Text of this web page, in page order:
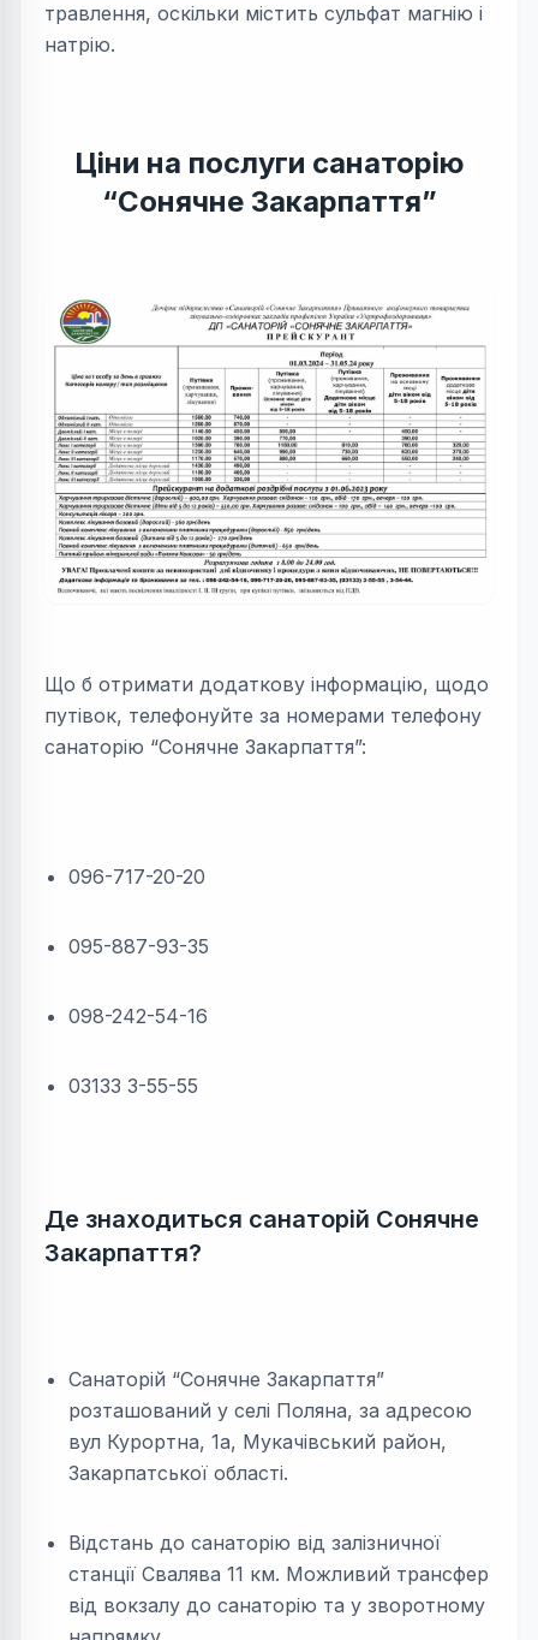
травлення, оскільки містить сульфат магнію і
натрію.
Ціни на послуги санаторію
“Сонячне Закарпаття”
Що б отримати додаткову інформацію, щодо
путівок, телефонуйте за номерами телефону
санаторію “Сонячне Закарпаття”:
096-717-20-20
095-887-93-35
098-242-54-16
03133 3-55-55
Де знаходиться санаторій Сонячне
Закарпаття?
Санаторій “Сонячне Закарпаття”
розташований у селі Поляна, за адресою
вул Курортна, 1а, Мукачівський район,
Закарпатської області.
Вiдстань до санаторiю від залiзничної
станцiї Свалява 11 км. Можливий трансфер
від вокзалу до санаторію та у зворотному